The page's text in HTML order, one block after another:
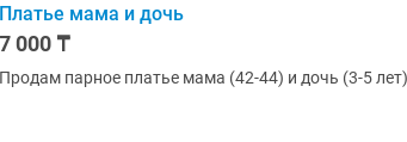
Платье мама и дочь
7 000 ₸
Продам парное платье мама (42-44) и дочь (3-5